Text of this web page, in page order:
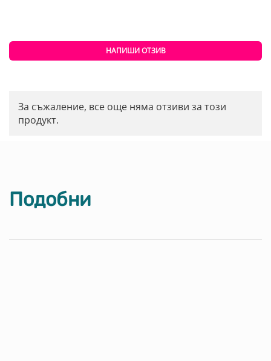
НАПИШИ ОТЗИВ
За съжаление, все още няма отзиви за този
продукт.
Подобни